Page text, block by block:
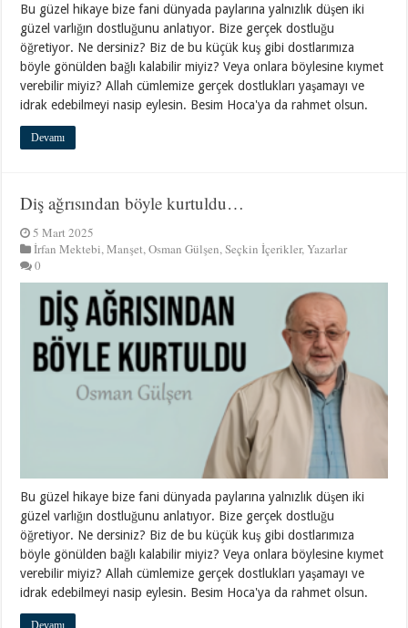
Bu güzel hikaye bize fani dünyada paylarına yalnızlık düşen iki
güzel varlığın dostluğunu anlatıyor. Bize gerçek dostluğu
öğretiyor. Ne dersiniz? Biz de bu küçük kuş gibi dostlarımıza
böyle gönülden bağlı kalabilir miyiz? Veya onlara böylesine kıymet
verebilir miyiz? Allah cümlemize gerçek dostlukları yaşamayı ve
idrak edebilmeyi nasip eylesin. Besim Hoca'ya da rahmet olsun.
Devamı
Diş ağrısından böyle kurtuldu…
5 Mart 2025
İrfan Mektebi,Manşet,Osman Gülşen,Seçkin İçerikler,Yazarlar
0
Bu güzel hikaye bize fani dünyada paylarına yalnızlık düşen iki
güzel varlığın dostluğunu anlatıyor. Bize gerçek dostluğu
öğretiyor. Ne dersiniz? Biz de bu küçük kuş gibi dostlarımıza
böyle gönülden bağlı kalabilir miyiz? Veya onlara böylesine kıymet
verebilir miyiz? Allah cümlemize gerçek dostlukları yaşamayı ve
idrak edebilmeyi nasip eylesin. Besim Hoca'ya da rahmet olsun.
Devamı